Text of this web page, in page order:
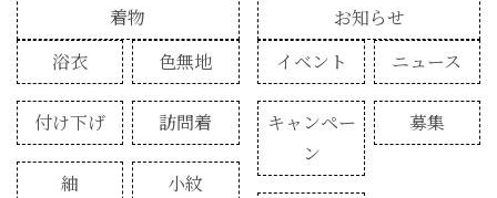
着物
浴衣
色無地
付け下げ 訪問着
紬 小紋
お知らせ
イベント
ニュース
キャンペー
ン
募集